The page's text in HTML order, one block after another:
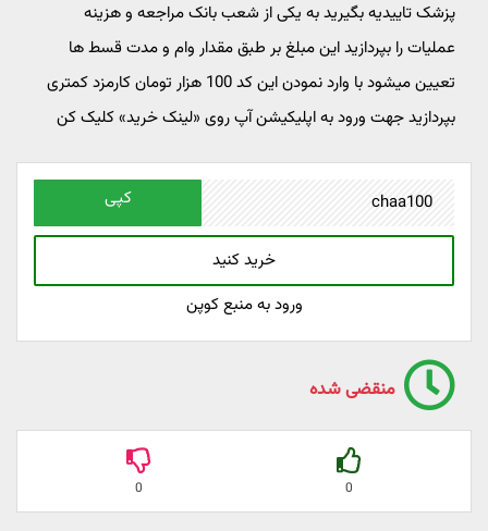
پزشک تاییدیه بگیرید به یکی از شعب بانک مراجعه و هزینه
عملیات را بپردازید این مبلغ بر طبق مقدار وام و مدت قسط ها
تعیین میشود با وارد نمودن این کد 100 هزار تومان کارمزد کمتری
بپردازید جهت ورود به اپلیکیشن آپ روی «لینک خرید» کلیک کن
کپی
خرید کنید
ورود به منبع کوپن
منقضی شده
0
0